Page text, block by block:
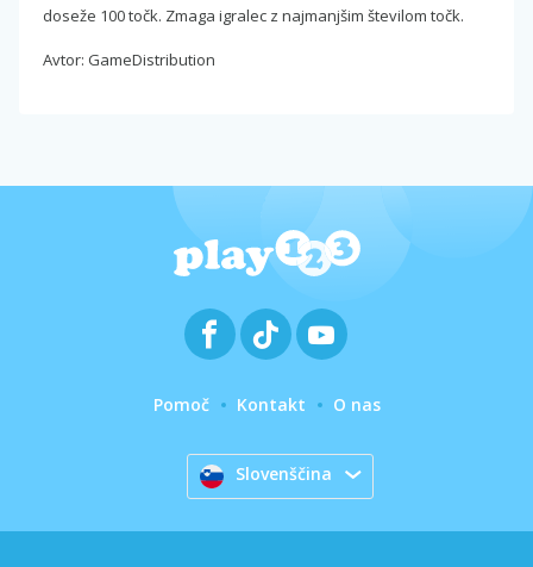
doseže 100 točk. Zmaga igralec z najmanjšim številom točk.
Avtor: GameDistribution
Pomoč Kontakt O nas
Slovenščina